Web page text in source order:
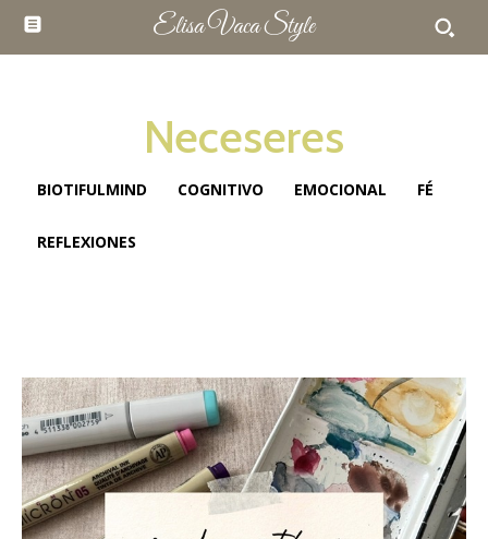
Elisa Vaca Style
Neceseres
BIOTIFULMIND COGNITIVO EMOCIONAL FÉ
REFLEXIONES